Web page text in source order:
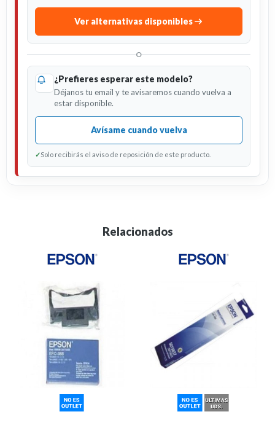
Ver alternativas disponibles
O
¿Prefieres esperar este modelo?
Déjanos tu email y te avisaremos cuando vuelva a
estar disponible.
Avísame cuando vuelva
✓Solo recibirás el aviso de reposición de este producto.
Relacionados